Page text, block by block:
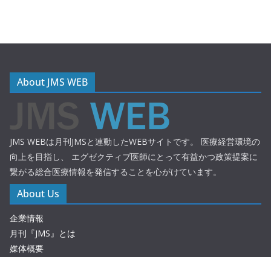
About JMS WEB
JMS WEBは月刊JMSと連動したWEBサイトです。 医療経営環境の
向上を目指し、 エグゼクティブ医師にとって有益かつ政策提案に
繋がる総合医療情報を発信することを心がけています。
About Us
企業情報
月刊『JMS』とは
媒体概要